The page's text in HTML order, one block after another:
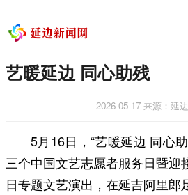
艺暖延边 同心助残
2026-05-17 来源：延
5月16日，“艺暖延边 同心
三个中国文艺志愿者服务日暨迎
日专题文艺演出，在延吉阿里郎